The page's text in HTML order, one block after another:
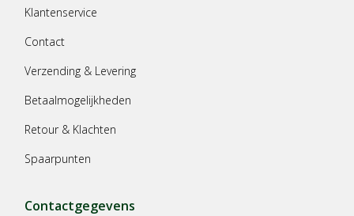
Klantenservice
Contact
Verzending & Levering
Betaalmogelijkheden
Retour & Klachten
Spaarpunten
Contactgegevens